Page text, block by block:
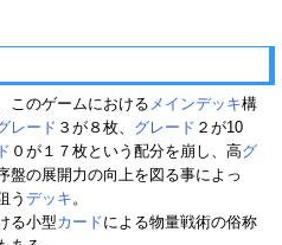
このゲームにおける メインデッキ構
レード ３が８枚、 グレード ２が10
０が１７枚という配分を崩し、高グ
盤の展開力の向上を図る事によっ
う デッキ。
る小型カードによる物量戦術の俗称